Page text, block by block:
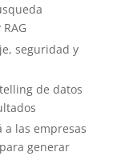
seguridad y
de datos
las empresas
generar